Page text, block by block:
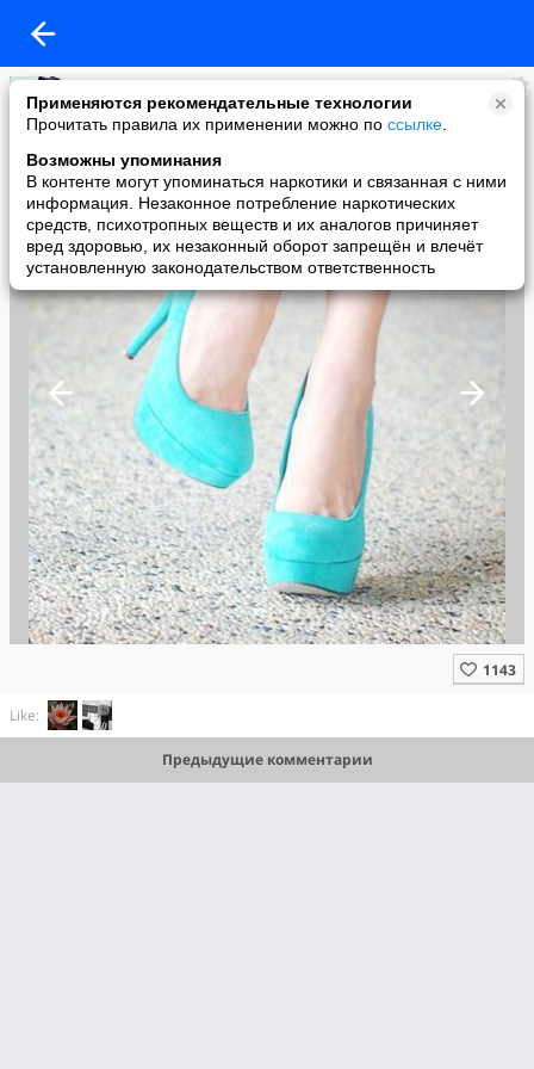
Применяются рекомендательные технологии
Прочитать правила их применении можно по ссылке
Возможны упоминания
В контенте могут упоминаться наркотики и связанная с ними
информация. Незаконное потребление наркотических
средств, психотропных веществ и их аналогов причиняет
вред здоровью, их незаконный оборот запрещён и влечёт
установленную законодательством ответственность
Будь в тренде
added a photo
06 Mar в 15:00
Like:
Предыдущие комментарии